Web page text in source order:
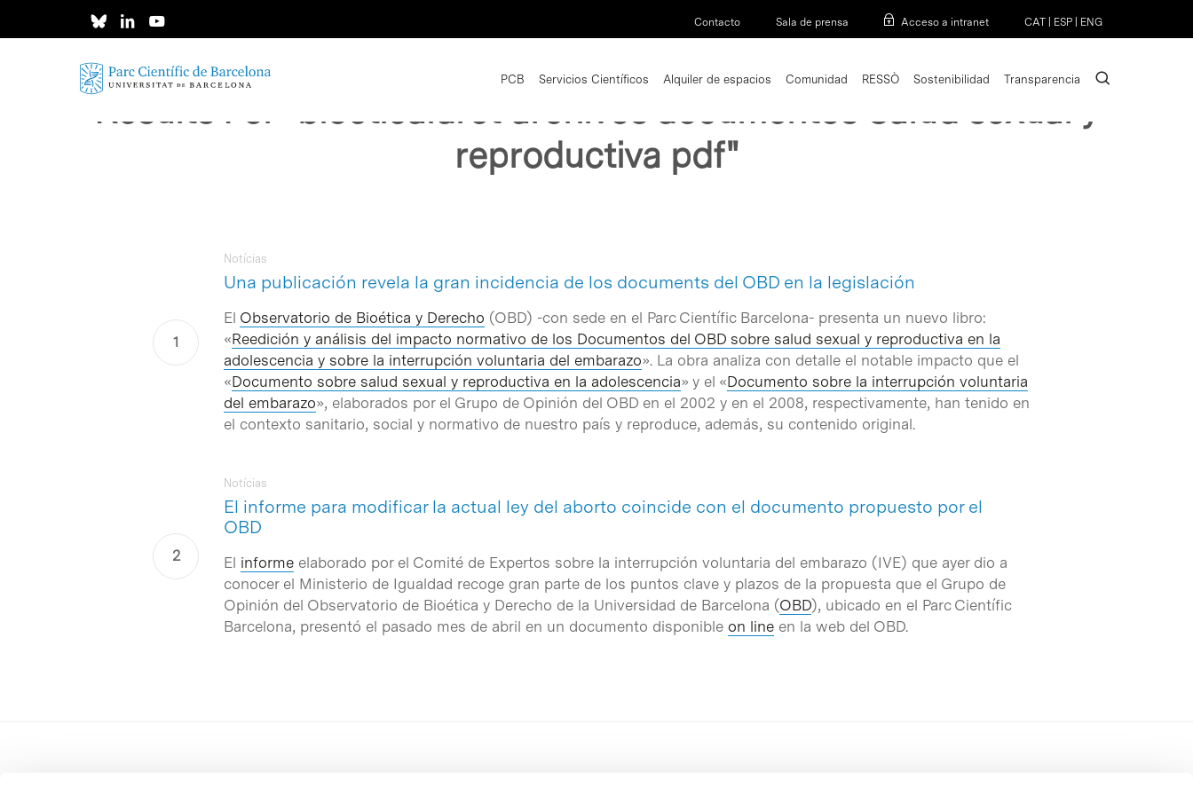
Contacto Sala de prensa Acceso a intranet CAT ESP ENG
PCB Servicios Científicos Alquiler de espacios Comunidad RESSÒ Sostenibilidad Transparencia search
Results For
"bioeticaidret archivos documentos Salud sexual y
reproductiva pdf"
Una publicación revela la gran incidencia de los documents del OBD en la legislación
Notícias
El Observatorio de Bioética y Derecho (OBD) -con sede en el Parc Científic Barcelona- presenta un nuevo libro:
«Reedición y análisis del impacto normativo de los Documentos del OBD sobre salud sexual y reproductiva en la
adolescencia y sobre la interrupción voluntaria del embarazo». La obra analiza con detalle el notable impacto que el
«Documento sobre salud sexual y reproductiva en la adolescencia» y el «Documento sobre la interrupción voluntaria
del embarazo», elaborados por el Grupo de Opinión del OBD en el 2002 y en el 2008, respectivamente, han tenido en
el contexto sanitario, social y normativo de nuestro país y reproduce, además, su contenido original.
El informe para modificar la actual ley del aborto coincide con el documento propuesto por el
OBD
Notícias
El informe elaborado por el Comité de Expertos sobre la interrupción voluntaria del embarazo (IVE) que ayer dio a
conocer el Ministerio de Igualdad recoge gran parte de los puntos clave y plazos de la propuesta que el Grupo de
Opinión del Observatorio de Bioética y Derecho de la Universidad de Barcelona (OBD), ubicado en el Parc Científic
Barcelona, presentó el pasado mes de abril en un documento disponible on line en la web del OBD.